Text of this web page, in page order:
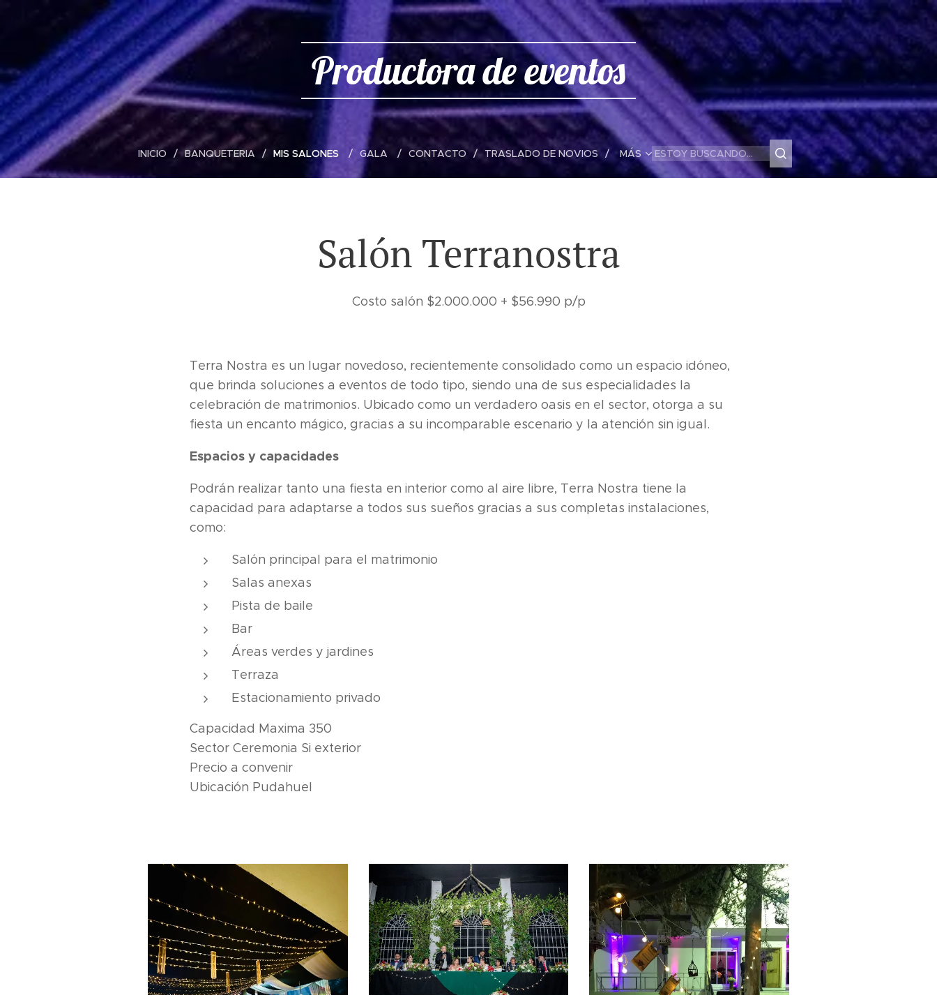
Productora de eventos
INICIO BANQUETERIA MIS SALONES GALA CONTACTO TRASLADO DE NOVIOS MÁS
Salón Terranostra
Costo salón $2.000.000 + $56.990 p/p
Terra Nostra es un lugar novedoso, recientemente consolidado como un espacio idóneo,
que brinda soluciones a eventos de todo tipo, siendo una de sus especialidades la
celebración de matrimonios. Ubicado como un verdadero oasis en el sector, otorga a su
fiesta un encanto mágico, gracias a su incomparable escenario y la atención sin igual.
Espacios y capacidades
Podrán realizar tanto una fiesta en interior como al aire libre, Terra Nostra tiene la
capacidad para adaptarse a todos sus sueños gracias a sus completas instalaciones,
como:
Salón principal para el matrimonio
Salas anexas
Pista de baile
Bar
Áreas verdes y jardines
Terraza
Estacionamiento privado
Capacidad Maxima 350
Sector Ceremonia Si exterior
Precio a convenir
Ubicación Pudahuel